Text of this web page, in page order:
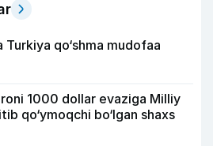
qo‘shma mudofaa
1000 dollar evaziga Milliy
qo‘ymoqchi bo‘lgan shaxs